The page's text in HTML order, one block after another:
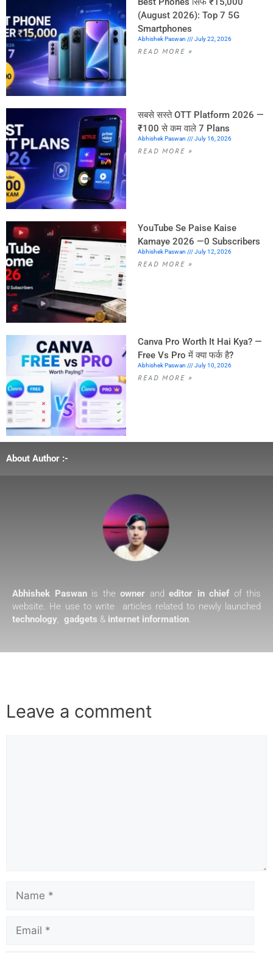
(August 2026): Top 7 5G
Smartphones
Abhishek Paswan July 22, 2026
READ MORE »
सबसे सस्ते OTT Platform 2026 —
₹100 से कम वाले 7 Plans
Abhishek Paswan July 16, 2026
READ MORE »
YouTube Se Paise Kaise
Kamaye 2026 —0 Subscribers
Abhishek Paswan July 12, 2026
READ MORE »
Canva Pro Worth It Hai Kya? —
Free Vs Pro में क्या फर्क है?
Abhishek Paswan July 10, 2026
READ MORE »
About Author :-
Abhishek Paswanis the owner and editor in chiefof this
website. He use to write articles related to newly launched
technology, gadgets & internet information.
Leave a comment